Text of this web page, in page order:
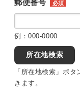
郵便番号 必須
例：000-0000
所在地検索
「所在地検索」ボ
きます。